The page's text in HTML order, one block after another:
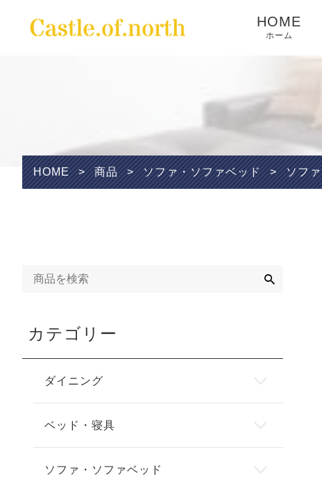
HOME
ホーム
HOME > 商品 > ソファ・ソファベッド > ソファ
カテゴリー
ダイニング
ベッド・寝具
ソファ・ソファベッド